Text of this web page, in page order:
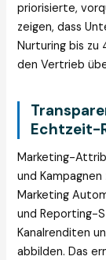
priorisierte,
zeigen, dass
Nurturing bis zu
den Vertrieb
Echtzeit-
Marketing-
und
Marketing
und Reporting-
Kanalrenditen
abbilden. Das